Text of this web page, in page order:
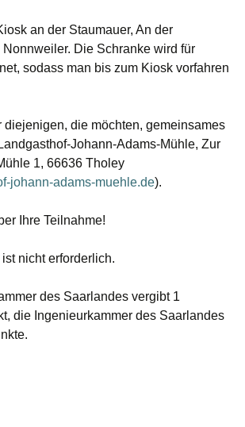
an der Staumauer, An der
Nonnweiler. Die Schranke wird für
sodass man bis zum Kiosk vorfahren
die möchten, gemeinsames
Johann-Adams-Mühle, Zur
1, 66636 Tholey
johann-adams-muehle.de).
Ihre Teilnahme!
nicht erforderlich.
des Saarlandes vergibt 1
die Ingenieurkammer des Saarlandes